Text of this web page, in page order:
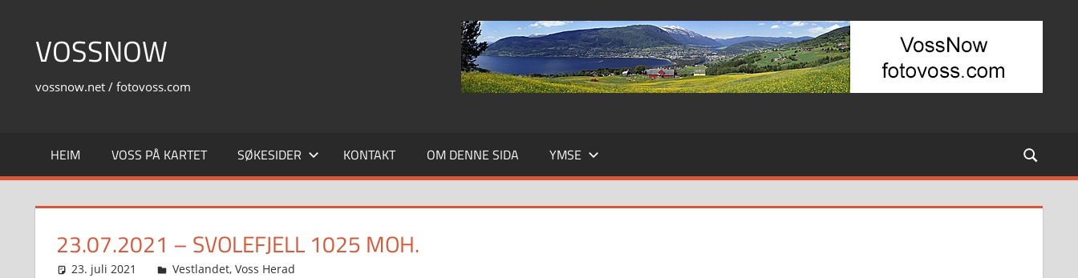
contentVOSSNOW
vossnow.net / fotovoss.com
HEIM VOSS PÅ KARTET SØKESIDER KONTAKT OM DENNE SIDA YMSE
23.07.2021 – SVOLEFJELL 1025 MOH.
23. juli 2021 Svein
Vestlandet, Voss Herad